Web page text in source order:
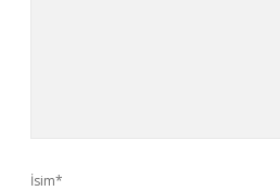
İsim*